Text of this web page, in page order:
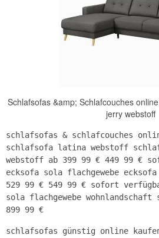
Schlafsofas &amp; Schlafcouches
jerry webstoff
schlafsofas & schlafcouches
schlafsofa latina webstoff
webstoff ab 399 99 € 449 99 €
ecksofa sola flachgewebe
529 99 € 549 99 € sofort
sola flachgewebe wohnlandschaft
899 99 €
schlafsofas günstig online